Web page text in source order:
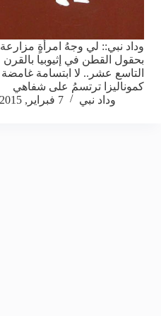
وداد نبي:: لي وجهُ امرأةٍ مزارعة
بحقول القطن في إثيوبيا بالقرن
التاسع عشر.. لا ابتسامة غامضة
كموناليزا ترتسمُ على شفاهي
وداد نبي
7 فبراير, 2015